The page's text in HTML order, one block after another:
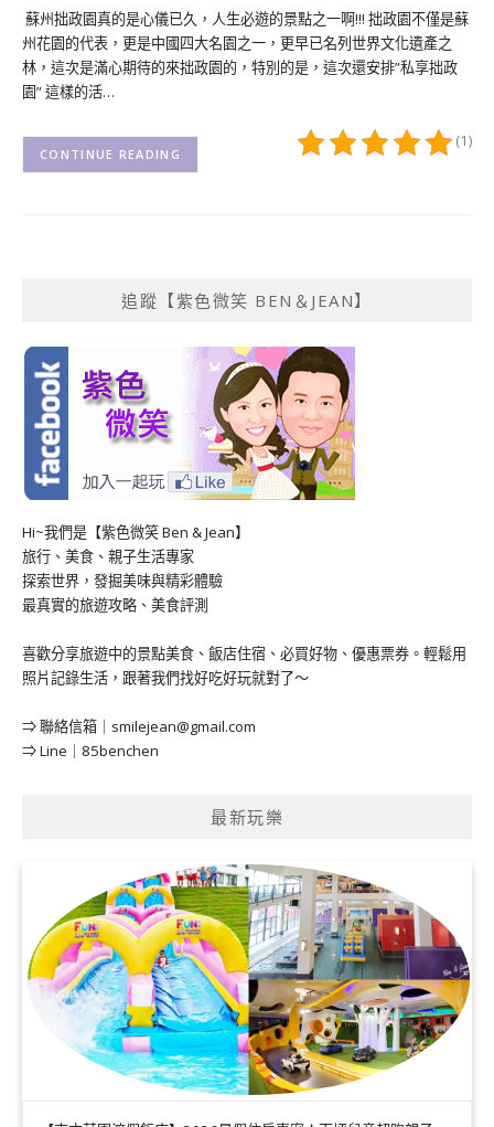
蘇州拙政園真的是心儀已久，人生必遊的景點之一啊!!! 拙政園不僅是蘇
州花園的代表，更是中國四大名園之一，更早已名列世界文化遺產之
林，這次是滿心期待的來拙政園的，特別的是，這次還安排”私享拙政
園” 這樣的活…
(1)
CONTINUE READING
追蹤【紫色微笑 BEN＆JEAN】
Hi~我們是【紫色微笑 Ben & Jean】
旅行、美食、親子生活專家
探索世界，發掘美味與精彩體驗
最真實的旅遊攻略、美食評測
喜歡分享旅遊中的景點美食、飯店住宿、必買好物、優惠票券。輕鬆用
照片記錄生活，跟著我們找好吃好玩就對了～
⇒ 聯絡信箱｜ smilejean@gmail.com
⇒ Line｜85benchen
最新玩樂